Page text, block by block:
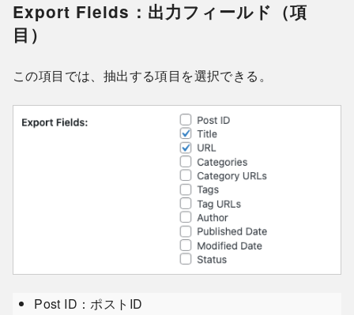
Export Fields：出力フィールド（項
目）
この項目では、抽出する項目を選択できる。
Post ID：ポストID